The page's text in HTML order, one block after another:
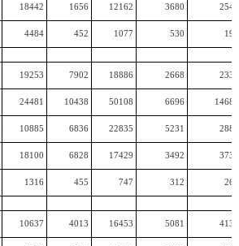
18442 1656 12162 3680 2543
4484 452 1077 530 194
19253 7902 18886 2668 2336
24481 10438 50108 6696 14686
10885 6836 22835 5231 2887
18100 6828 17429 3492 3734
1316 455 747 312 268
10637 4013 16453 5081 4133